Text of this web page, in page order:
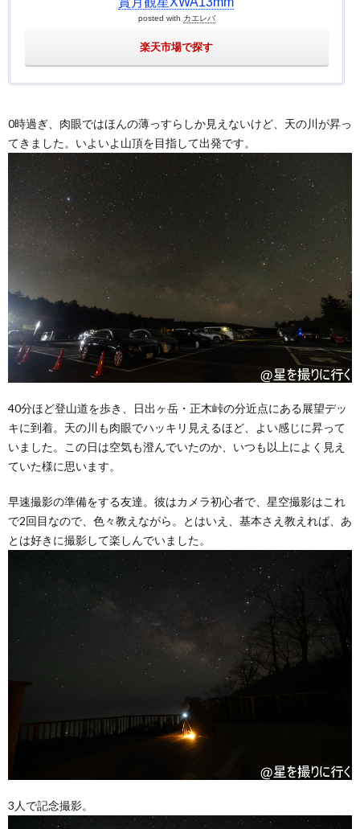
posted with カエレバ
楽天市場で探す
0時過ぎ、肉眼ではほんの薄っすらしか見えないけど、天の川が昇っ
てきました。いよいよ山頂を目指して出発です。
40分ほど登山道を歩き、日出ヶ岳・正木峠の分近点にある展望デッ
キに到着。天の川も肉眼でハッキリ見えるほど、よい感じに昇って
いました。この日は空気も澄んでいたのか、いつも以上によく見え
ていた様に思います。
早速撮影の準備をする友達。彼はカメラ初心者で、星空撮影はこれ
で2回目なので、色々教えながら。とはいえ、基本さえ教えれば、あ
とは好きに撮影して楽しんでいました。
3人で記念撮影。